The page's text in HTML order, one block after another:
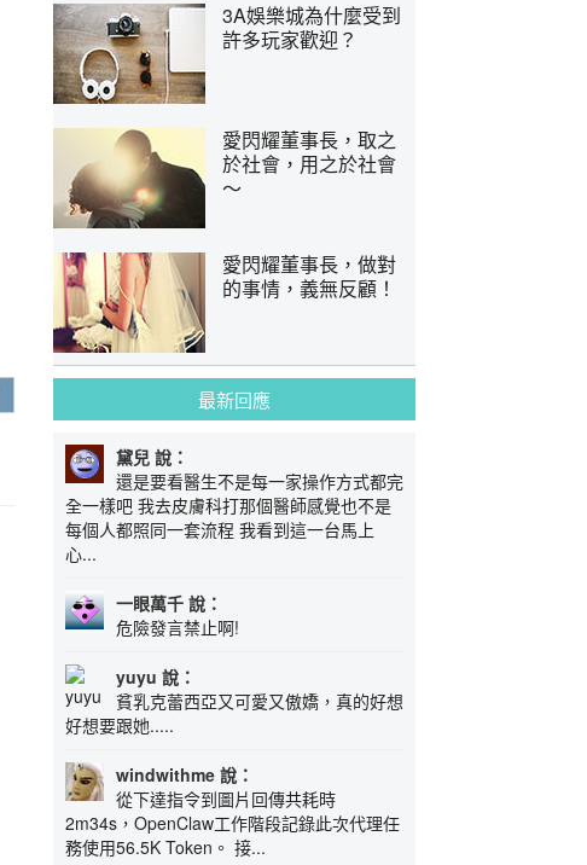
3A娛樂城為什麼受到
許多玩家歡迎？
愛閃耀董事長，取之
於社會，用之於社會
～
愛閃耀董事長，做對
的事情，義無反顧！
最新回應
黛兒 說：
還是要看醫生不是每一家操作方式都完
全一樣吧 我去皮膚科打那個醫師感覺也不是
每個人都照同一套流程 我看到這一台馬上
心...
一眼萬千 說：
危險發言禁止啊!
yuyu 說：
貧乳克蕾西亞又可愛又傲嬌，真的好想
好想要跟她.....
windwithme 說：
從下達指令到圖片回傳共耗時
2m34s，OpenClaw工作階段記錄此次代理任
務使用56.5K Token。 接...